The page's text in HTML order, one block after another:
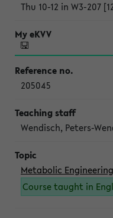
Thu 10-12 in W3-207
205045
Wendisch, Peters-
Metabolic Engineering
Course taught in